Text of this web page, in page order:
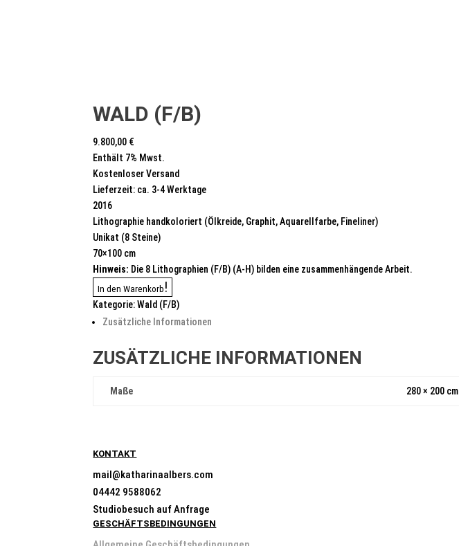
WALD (F/B)
9.800,00 €
Enthält 7% Mwst.
Kostenloser Versand
Lieferzeit: ca. 3-4 Werktage
2016
Lithographie handkoloriert (Ölkreide, Graphit, Aquarellfarbe, Fineliner)
Unikat (8 Steine)
70×100 cm
Hinweis: Die 8 Lithographien (F/B) (A-H) bilden eine zusammenhängende Arbeit.
Wald
(F/B)
Menge
In den Warenkorb
Kategorie:Wald (F/B)
Zusätzliche Informationen
ZUSÄTZLICHE INFORMATIONEN
Maße 280 × 200 cm
KONTAKT
mail@katharinaalbers.com
04442 9588062
Studiobesuch auf Anfrage
GESCHÄFTSBEDINGUNGEN